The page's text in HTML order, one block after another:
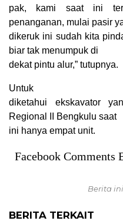
pak, kami saat ini
penanganan, mulai pasir
dikeruk ini sudah kita
biar tak menumpuk di
dekat pintu alur,” tutupnya.
Untuk
diketahui ekskavator
Regional II Bengkulu saat
ini hanya empat unit.
Facebook Comments
Berita
BERITA TERKAIT